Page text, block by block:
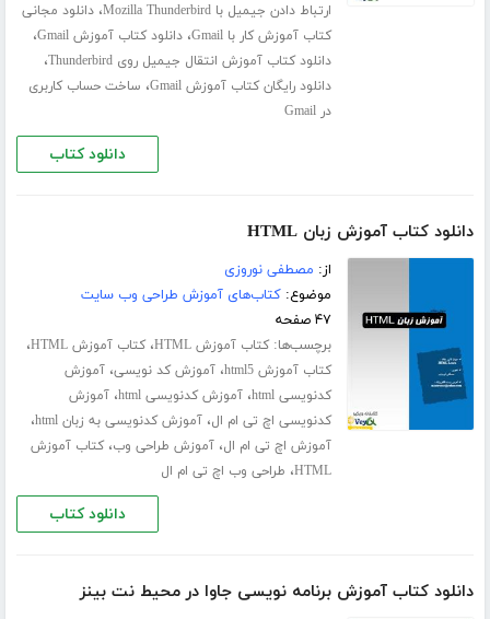
ارتباط دادن جیمیل با Mozilla Thunderbird ،دانلود مجانی
کتاب آموزش کار با Gmail
،دانلود کتاب آموزش Gmail ،
دانلود کتاب آموزش انتقال جیمیل روی Thunderbird ،
دانلود رایگان کتاب آموزش Gmail ، ساخت حساب کاربری
در Gmail
دانلود کتاب
دانلود کتاب آموزش زبان HTML
از: مصطفی نوروزی
موضوع:کتاب‌های آموزش طراحی وب سایت
۴۷ صفحه
برچسب‌ها:کتاب آموزش HTML ،کتاب آموزش HTML ،
کتاب آموزش html5 ،آموزش کد نویسی،آموزش
کدنویسی html
،آموزش کدنویسی html ،آموزش
کدنویسی اچ تی ام ال،آموزش کدنویسی به زبان html ،
آموزش اچ تی ام ال،آموزش طراحی وب،کتاب آموزش
HTML، طراحی وب اچ تی ام ال
دانلود کتاب
دانلود کتاب آموزش برنامه نویسی جاوا در محیط نت بینز